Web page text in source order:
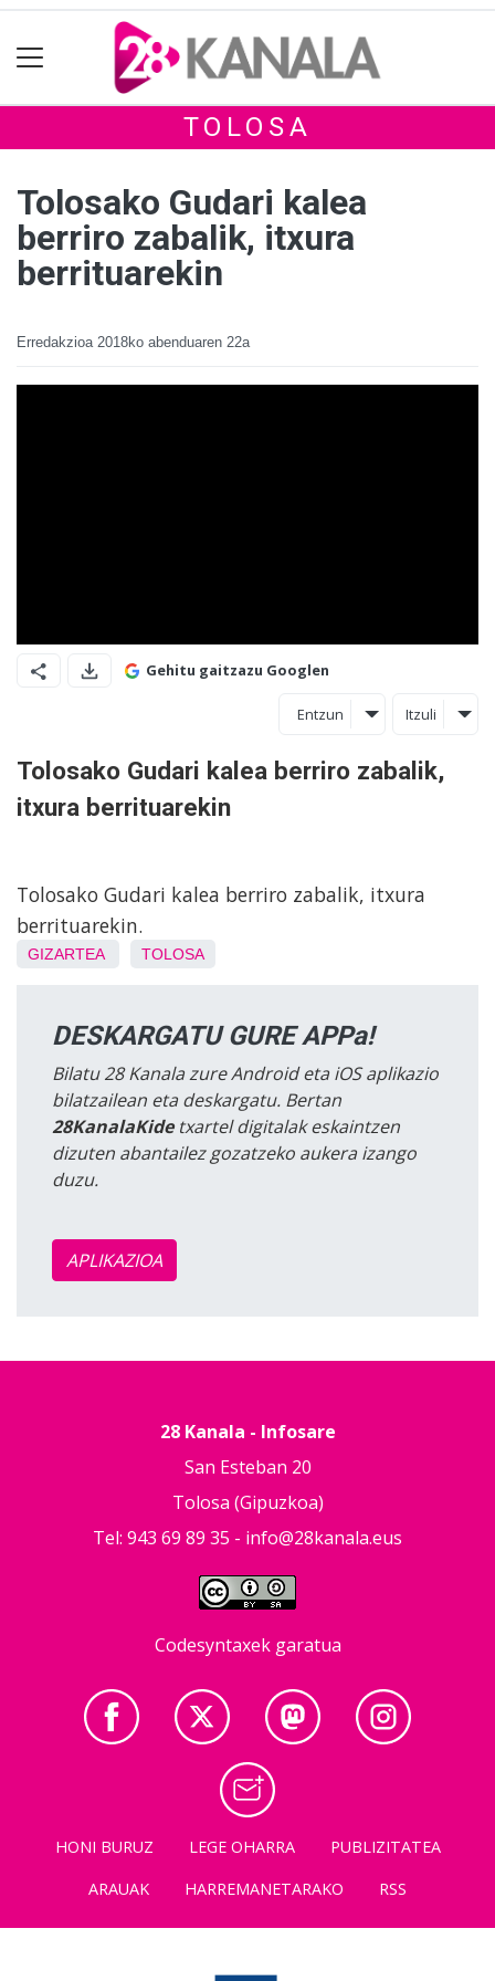
TOLOSA
Tolosako Gudari kalea
berriro zabalik, itxura
berrituarekin
Erredakzioa 2018ko abenduaren 22a
Gehitu gaitzazu Googlen
Entzun Itzuli
Tolosako Gudari kalea berriro zabalik,
itxura berrituarekin
Tolosako Gudari kalea berriro zabalik, itxura
berrituarekin.
GIZARTEA TOLOSA
DESKARGATU GURE APPa!
Bilatu 28 Kanala zure Android eta iOS aplikazio
bilatzailean eta deskargatu. Bertan
28KanalaKidetxartel digitalak eskaintzen
dizuten abantailez gozatzeko aukera izango
duzu.
APLIKAZIOA
28 Kanala - Infosare
San Esteban 20
Tolosa (Gipuzkoa)
Tel: 943 69 89 35 - info@28kanala.eus
Codesyntaxek garatua
HONI BURUZ LEGE OHARRA
PUBLIZITATEA
ARAUAK
HARREMANETARAKO RSS